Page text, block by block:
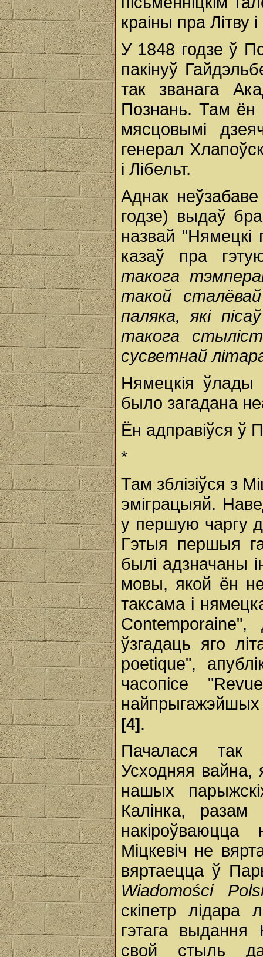
краіны пра Літву
У 1848 годзе ў
пакінуў
так званага
Познань. Там ён
мясцовымі
генерал
і Лібельт.
Аднак
годзе) выдаў
назвай "Нямецкі
казаў пра
такога
такой сталёвай
паляка, які
такога
сусветнай
Нямецкія ўлады
было загадана
Ён адправіўся ў
*
Там зблізіўся з
эміграцыяй.
у першую чаргу
Гэтыя першыя
былі адзначаны
мовы, якой ён
таксама і
ўзгадаць яго
poеtique",
часопісе
найпрыгажэйшых
[4] .
Пачалася так
Усходняя вайна,
нашых
Калінка,
Міцкевіч не
вяртаецца ў
Wiadomości
скіпетр лідара
гэтага выдання
свой стыль да